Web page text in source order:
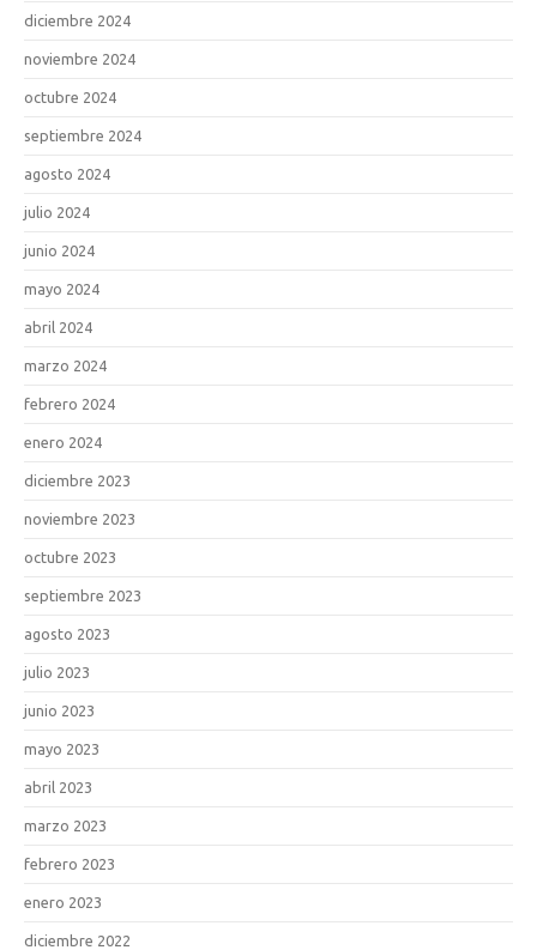
diciembre 2024
noviembre 2024
octubre 2024
septiembre 2024
agosto 2024
julio 2024
junio 2024
mayo 2024
abril 2024
marzo 2024
febrero 2024
enero 2024
diciembre 2023
noviembre 2023
octubre 2023
septiembre 2023
agosto 2023
julio 2023
junio 2023
mayo 2023
abril 2023
marzo 2023
febrero 2023
enero 2023
diciembre 2022